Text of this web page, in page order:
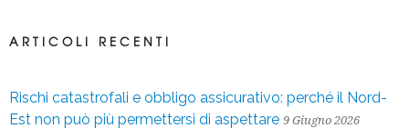
ARTICOLI RECENTI
Rischi catastrofali e obbligo assicurativo: perché il Nord-
Est non può più permettersi di aspettare 9 Giugno 2026